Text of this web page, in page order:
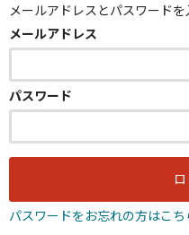
メールアドレスとパスワードを
メールアドレス
パスワード
パスワードをお忘れの方はこち